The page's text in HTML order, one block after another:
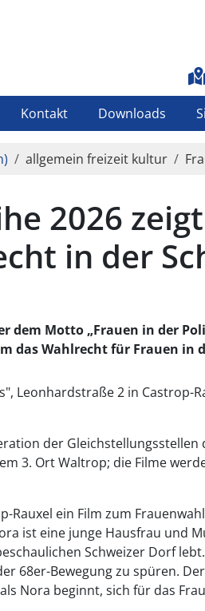
Kontakt Downloads
allgemein freizeit kultur
2026
in der
dem Motto „Frauen in der
das Wahlrecht für Frauen in
Leonhardstraße 2 in Castrop-
der Gleichstellungsstellen
3. Ort Waltrop; die Filme
Rauxel ein Film zum
ist eine junge Hausfrau und
Schweizer Dorf
68er-Bewegung zu spüren.
Nora beginnt, sich für das